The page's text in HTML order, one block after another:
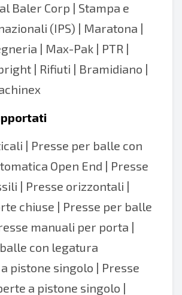
Baler Corp | Stampa e
(IPS) | Maratona |
| Max-Pak | PTR |
| Rifiuti | Bramidiano |
| Presse per balle con
Open End | Presse
| Presse orizzontali |
chiuse | Presse per balle
manuali per porta |
con legatura
pistone singolo | Presse
a pistone singolo |